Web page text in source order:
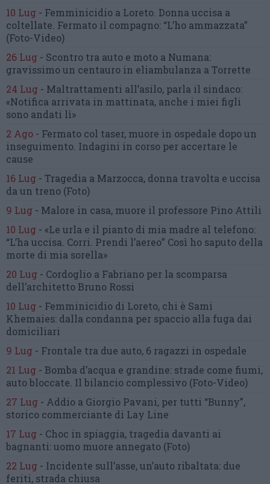
10 Lug - Femminicidio a Loreto. Donna uccisa a
coltellate. Fermato il compagno: “L’ho ammazzata”
(Foto-Video)
26 Lug - Scontro tra auto e moto a Numana:
gravissimo un centauro in eliambulanza a Torrette
24 Lug - Maltrattamenti all’asilo, parla il sindaco:
«Notifica arrivata in mattinata, anche i miei figli
sono andati lì»
2 Ago - Fermato col taser, muore in ospedale dopo un
inseguimento. Indagini in corso per accertare le
cause
16 Lug - Tragedia a Marzocca, donna travolta e uccisa
da un treno (Foto)
9 Lug - Malore in casa, muore il professore Pino Attili
10 Lug - «Le urla e il pianto di mia madre al telefono:
“L’ha uccisa. Corri. Prendi l’aereo” Così ho saputo della
morte di mia sorella»
20 Lug - Cordoglio a Fabriano per la scomparsa
dell’architetto Bruno Rossi
10 Lug - Femminicidio di Loreto, chi è Sami
Khemaies: dalla condanna per spaccio alla fuga dai
domiciliari
9 Lug - Frontale tra due auto, 6 ragazzi in ospedale
21 Lug - Bomba d’acqua e grandine: strade come fiumi,
auto bloccate. Il bilancio complessivo (Foto-Video)
27 Lug - Addio a Giorgio Pavani, per tutti “Bunny”,
storico commerciante di Lay Line
17 Lug - Choc in spiaggia, tragedia davanti ai
bagnanti:uomo muore annegato (Foto)
22 Lug - Incidente sull’asse, un’auto ribaltata: due
feriti, strada chiusa